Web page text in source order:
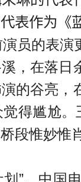
表作为《
员的表
，在落日
的谷亮，
得尴尬。
段惟妙惟
”、中国